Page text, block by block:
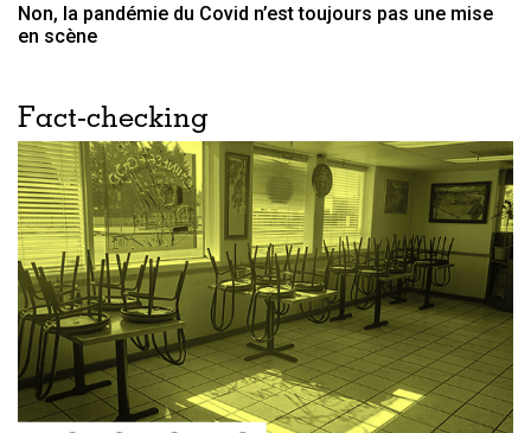
Non, la pandémie du Covid n’est toujours pas une mise
en scène
Fact-checking